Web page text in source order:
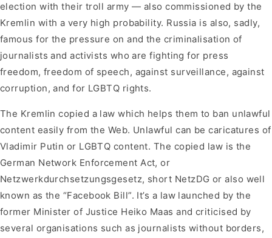
election with their troll army — also commissioned by the
Kremlin with a very high probability. Russia is also, sadly,
famous for the pressure on and the criminalisation of
journalists and activists who are fighting for press
freedom, freedom of speech, against surveillance, against
corruption, and for LGBTQ rights.
The Kremlin copied a law which helps them to ban unlawful
content easily from the Web. Unlawful can be caricatures of
Vladimir Putin or LGBTQ content. The copied law is the
German Network Enforcement Act, or
Netzwerkdurchsetzungsgesetz, short NetzDG or also well
known as the “Facebook Bill”. It’s a law launched by the
former Minister of Justice Heiko Maas and criticised by
several organisations such as journalists without borders,